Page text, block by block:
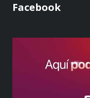
Facebook